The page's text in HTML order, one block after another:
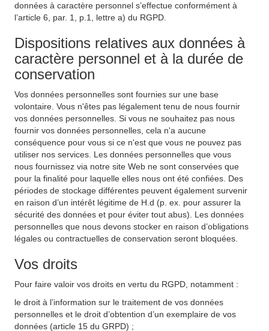
données à caractère personnel s’effectue conformément à
l’article 6, par. 1, p.1, lettre a) du RGPD.
Dispositions relatives aux données à
caractère personnel et à la durée de
conservation
Vos données personnelles sont fournies sur une base
volontaire. Vous n'êtes pas légalement tenu de nous fournir
vos données personnelles. Si vous ne souhaitez pas nous
fournir vos données personnelles, cela n'a aucune
conséquence pour vous si ce n'est que vous ne pouvez pas
utiliser nos services. Les données personnelles que vous
nous fournissez via notre site Web ne sont conservées que
pour la finalité pour laquelle elles nous ont été confiées. Des
périodes de stockage différentes peuvent également survenir
en raison d’un intérêt légitime de H.d (p. ex. pour assurer la
sécurité des données et pour éviter tout abus). Les données
personnelles que nous devons stocker en raison d’obligations
légales ou contractuelles de conservation seront bloquées.
Vos droits
Pour faire valoir vos droits en vertu du RGPD, notamment :
le droit à l’information sur le traitement de vos données
personnelles et le droit d’obtention d’un exemplaire de vos
données (article 15 du GRPD) ;